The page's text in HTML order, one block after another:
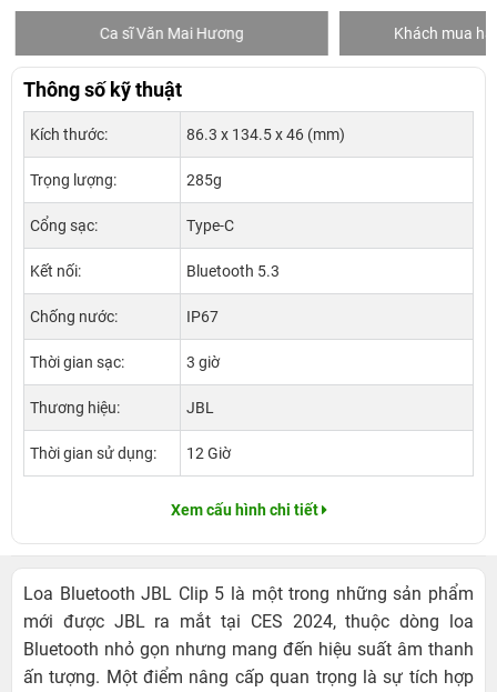
Ca sĩ Văn Mai Hương Khách mua
Thông số kỹ thuật
Kích thước: 86.3 x 134.5 x 46 (mm)
Trọng lượng: 285g
Cổng sạc: Type-C
Kết nối: Bluetooth 5.3
Chống nước: IP67
Thời gian sạc: 3 giờ
Thương hiệu: JBL
Thời gian sử dụng: 12 Giờ
Xem cấu hình chi tiết
Loa Bluetooth JBL Clip 5 là một trong những sản phẩm
mới được JBL ra mắt tại CES 2024, thuộc dòng loa
Bluetooth nhỏ gọn nhưng mang đến hiệu suất âm thanh
ấn tượng. Một điểm nâng cấp quan trọng là sự tích hợp